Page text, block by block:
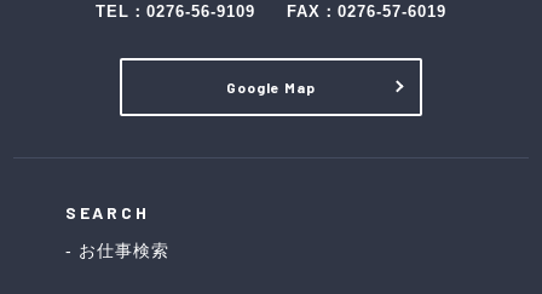
TEL： 0276-56-9109 FAX：0276-57-6019
Google Map
SEARCH
お仕事検索